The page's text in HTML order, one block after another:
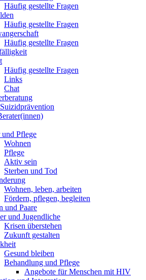
Häufig gestellte Fragen
Häufig gestellte Fragen
Häufig gestellte Fragen
Häufig gestellte Fragen
Links
Chat
Pflege
Wohnen
Pflege
Aktiv sein
Sterben und Tod
Wohnen, leben, arbeiten
Fördern, pflegen, begleiten
und Paare
und Jugendliche
Krisen überstehen
Zukunft gestalten
Gesund bleiben
Behandlung und Pflege
Angebote für Menschen mit HIV